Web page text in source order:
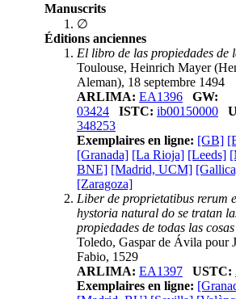
Manuscrits
∅
Éditions anciennes
El libro de las propiedades de
Toulouse, Heinrich Mayer
Aleman), 18 septembre 1494
ARLIMA: EA1396
GW:
03424
ISTC: ib00150000
348253
Exemplaires en ligne: [GB]
[Granada] [La Rioja] [Leeds]
BNE] [Madrid, UCM]
[Zaragoza]
Liber de proprietatibus rerum
hystoria natural do se tratan
propiedades de todas las cosas
Toledo, Gaspar de Ávila pour
Fabio, 1529
ARLIMA: EA1397 USTC:
Exemplaires en ligne: